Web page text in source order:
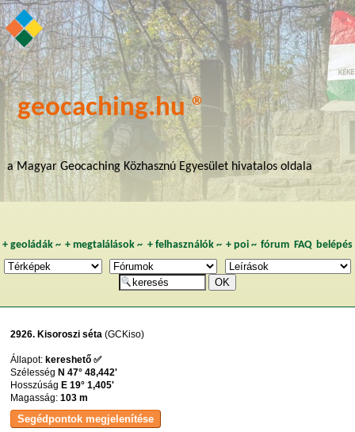
geocaching.hu ®
a Magyar Geocaching Közhasznú Egyesület hivatalos oldala
+ geoládák~ +megtalálások ~ + felhasználók~ + poi~ fórum FAQ belépés
2926. Kisoroszi séta (GCKiso)
Állapot: kereshető ✅
Szélesség N 47° 48,442'
Hosszúság E 19° 1,405'
Magasság:103 m